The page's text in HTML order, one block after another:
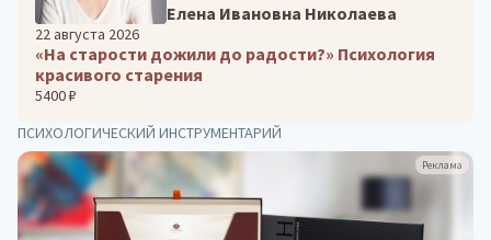
Елена Ивановна Николаева
22 августа 2026
«На старости дожили до радости?» Психология
красивого старения
5400 ₽
ПСИХОЛОГИЧЕСКИЙ ИНСТРУМЕНТАРИЙ
Реклама